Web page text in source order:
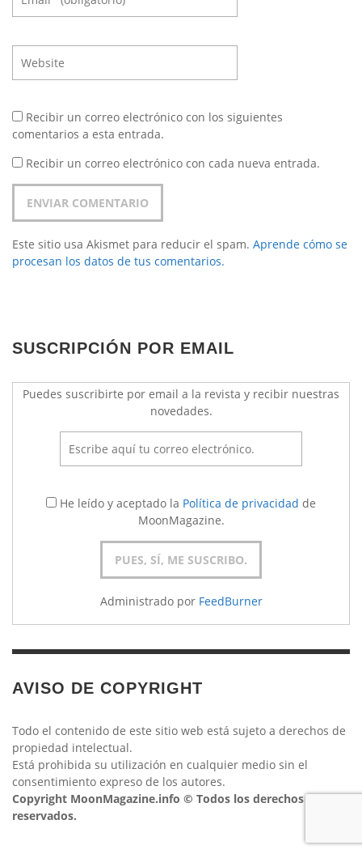
Recibir un correo electrónico con los siguientes
comentarios a esta entrada.
Recibir un correo electrónico con cada nueva entrada.
Este sitio usa Akismet para reducir el spam. Aprende cómo se
procesan los datos de tus comentarios.
SUSCRIPCIÓN POR EMAIL
Puedes suscribirte por email a la revista y recibir nuestras
novedades.
He leído y aceptado la Política de privacidad de
MoonMagazine.
Administrado por FeedBurner
AVISO DE COPYRIGHT
Todo el contenido de este sitio web está sujeto a derechos de
propiedad intelectual.
Está prohibida su utilización en cualquier medio sin el
consentimiento expreso de los autores.
Copyright MoonMagazine.info © Todos los derechos
reservados.